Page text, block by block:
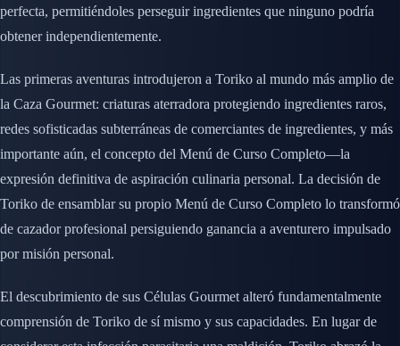
perfecta, permitiéndoles perseguir ingredientes que ninguno podría
obtener independientemente.
Las primeras aventuras introdujeron a Toriko al mundo más amplio de
la Caza Gourmet: criaturas aterradora protegiendo ingredientes raros,
redes sofisticadas subterráneas de comerciantes de ingredientes, y más
importante aún, el concepto del Menú de Curso Completo—la
expresión definitiva de aspiración culinaria personal. La decisión de
Toriko de ensamblar su propio Menú de Curso Completo lo transformó
de cazador profesional persiguiendo ganancia a aventurero impulsado
por misión personal.
El descubrimiento de sus Células Gourmet alteró fundamentalmente
comprensión de Toriko de sí mismo y sus capacidades. En lugar de